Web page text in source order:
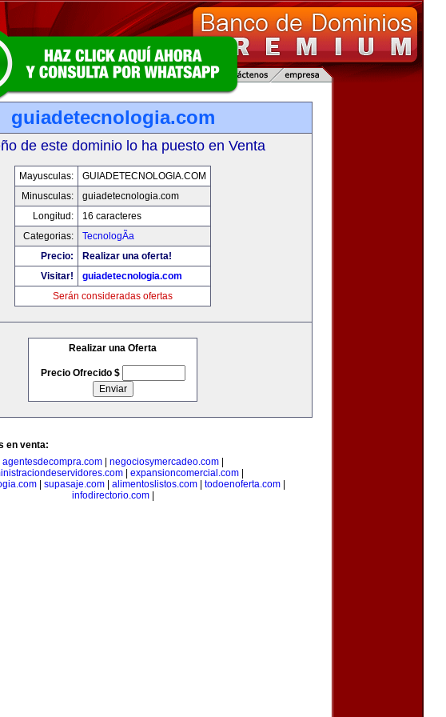
guiadetecnologia.com
de este dominio lo ha puesto en Venta
Mayusculas:
GUIADETECNOLOGIA.COM
Minusculas:
guiadetecnologia.com
Longitud:
16 caracteres
Categorias:
TecnologÃ­a
Precio:
Realizar una oferta!
Visitar!
guiadetecnologia.com
Serán consideradas ofertas
Realizar una Oferta
Precio Ofrecido $
en venta:
agentesdecompra.com| negociosymercadeo.com|
expansioncomercial.com
supasaje.com alimentoslistos.com todoenoferta.com
infodirectorio.com|